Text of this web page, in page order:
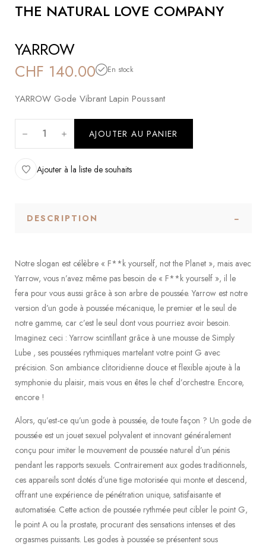
THE NATURAL LOVE COMPANY
YARROW
CHF 140.00 En stock
YARROW Gode ​​Vibrant Lapin Poussant
AJOUTER AU PANIER
Ajouter à la liste de souhaits
DESCRIPTION
Notre slogan est célèbre « F**k yourself, not the Planet », mais avec
Yarrow, vous n’avez même pas besoin de « F**k yourself », il le
fera pour vous aussi grâce à son arbre de poussée. Yarrow est notre
version d’un gode à poussée mécanique, le premier et le seul de
notre gamme, car c’est le seul dont vous pourriez avoir besoin.
Imaginez ceci : Yarrow scintillant grâce à une mousse de Simply
Lube , ses poussées rythmiques martelant votre point G avec
précision. Son ambiance clitoridienne douce et flexible ajoute à la
symphonie du plaisir, mais vous en êtes le chef d’orchestre. Encore,
encore !
Alors, qu’est-ce qu’un gode à poussée, de toute façon ? Un gode de
poussée est un jouet sexuel polyvalent et innovant généralement
conçu pour imiter le mouvement de poussée naturel d’un pénis
pendant les rapports sexuels. Contrairement aux godes traditionnels,
ces appareils sont dotés d’une tige motorisée qui monte et descend,
offrant une expérience de pénétration unique, satisfaisante et
automatisée. Cette action de poussée rythmée peut cibler le point G,
le point A ou la prostate, procurant des sensations intenses et des
orgasmes puissants. Les godes à poussée se présentent sous